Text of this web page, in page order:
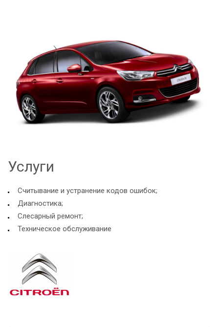
Услуги
Считывание и устранение кодов ошибок;
Диагностика;
Слесарный ремонт;
Техническое обслуживание